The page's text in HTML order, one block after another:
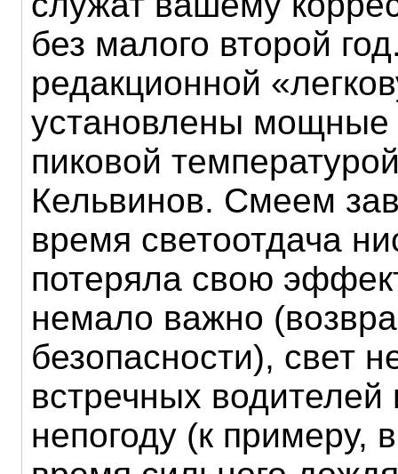
без малого второй
редакционной
установлены мощные
пиковой
Кельвинов. Смеем
время светоотдача
потеряла свою
немало важно
безопасности), свет
встречных водителей
непогоду (к примеру,